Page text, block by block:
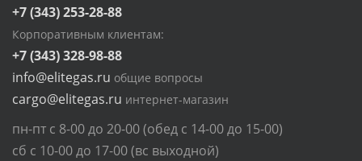
+7 (343) 253-28-88
Корпоративным клиентам:
+7 (343) 328-98-88
info@elitegas.ru общие вопросы
cargo@elitegas.ru интернет-магазин
пн-пт с 8-00 до 20-00 (обед с 14-00 до 15-00)
сб с 10-00 до 17-00 (вс выходной)